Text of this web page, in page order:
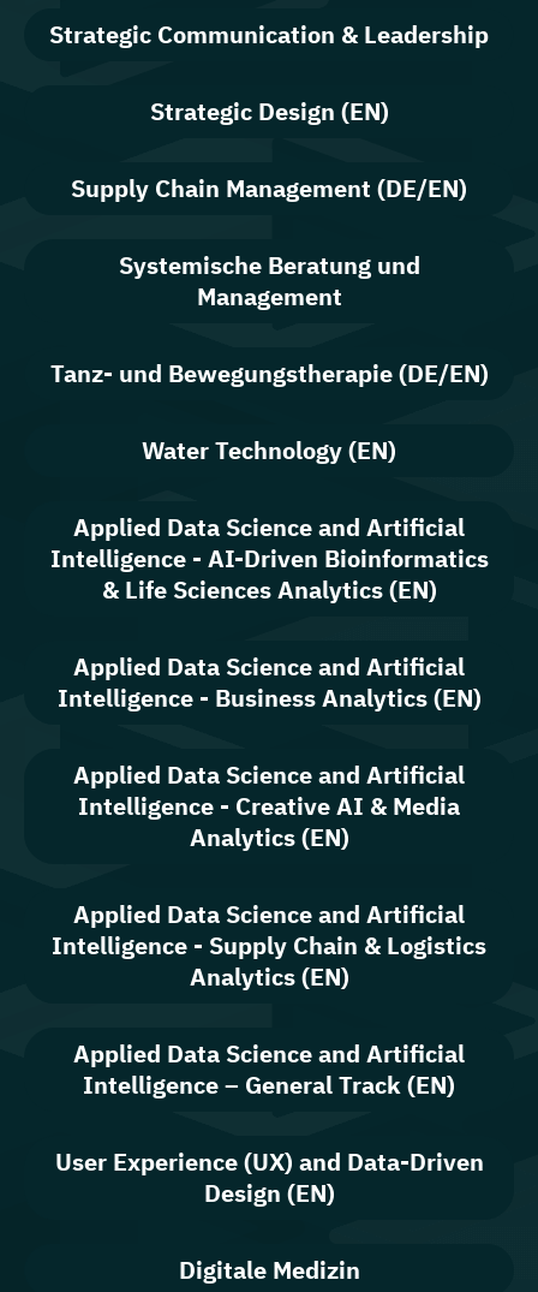
Strategic Communication & Leadership
Strategic Design (EN)
Supply Chain Management (DE/EN)
Systemische Beratung und
Management
Tanz- und Bewegungstherapie (DE/EN)
Water Technology (EN)
Applied Data Science and Artificial
Intelligence - AI-Driven Bioinformatics
& Life Sciences Analytics (EN)
Applied Data Science and Artificial
Intelligence - Business Analytics (EN)
Applied Data Science and Artificial
Intelligence - Creative AI & Media
Analytics (EN)
Applied Data Science and Artificial
Intelligence - Supply Chain & Logistics
Analytics (EN)
Applied Data Science and Artificial
Intelligence – General Track (EN)
User Experience (UX) and Data-Driven
Design (EN)
Digitale Medizin